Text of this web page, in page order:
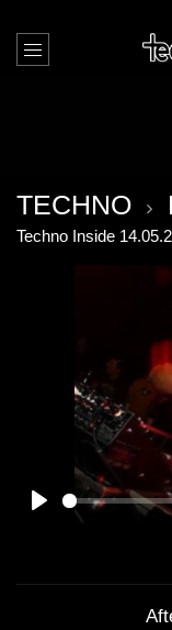
TECHNO
Techno Inside
PLAY